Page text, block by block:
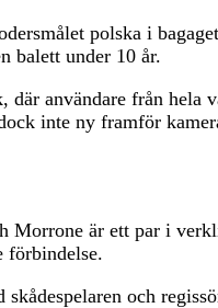
polska i
balett under 10 år.
där användare från
inte ny framför
Morrone är ett par i
förbindelse.
och